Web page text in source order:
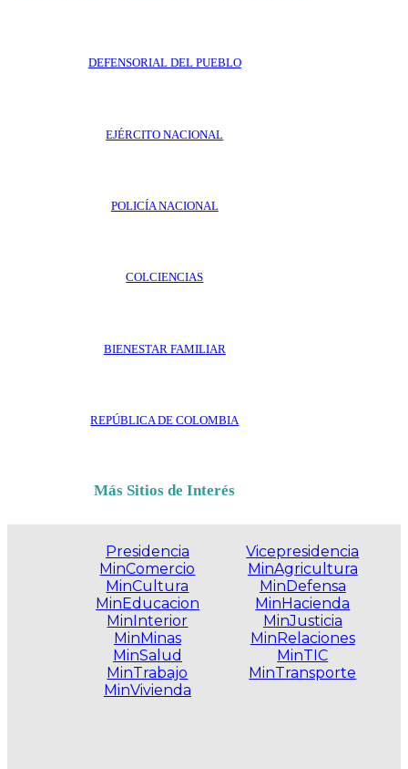
DEFENSORIAL DEL PUEBLO
EJÉRCITO NACIONAL
POLICÍA NACIONAL
COLCIENCIAS
BIENESTAR FAMILIAR
REPÚBLICA DE COLOMBIA
Más Sitios de Interés
Presidencia
MinComercio
MinCultura
MinEducacion
MinInterior
MinMinas
MinSalud
MinTrabajo
MinVivienda
Vicepresidencia
MinAgricultura
MinDefensa
MinHacienda
MinJusticia
MinRelaciones
MinTIC
MinTransporte